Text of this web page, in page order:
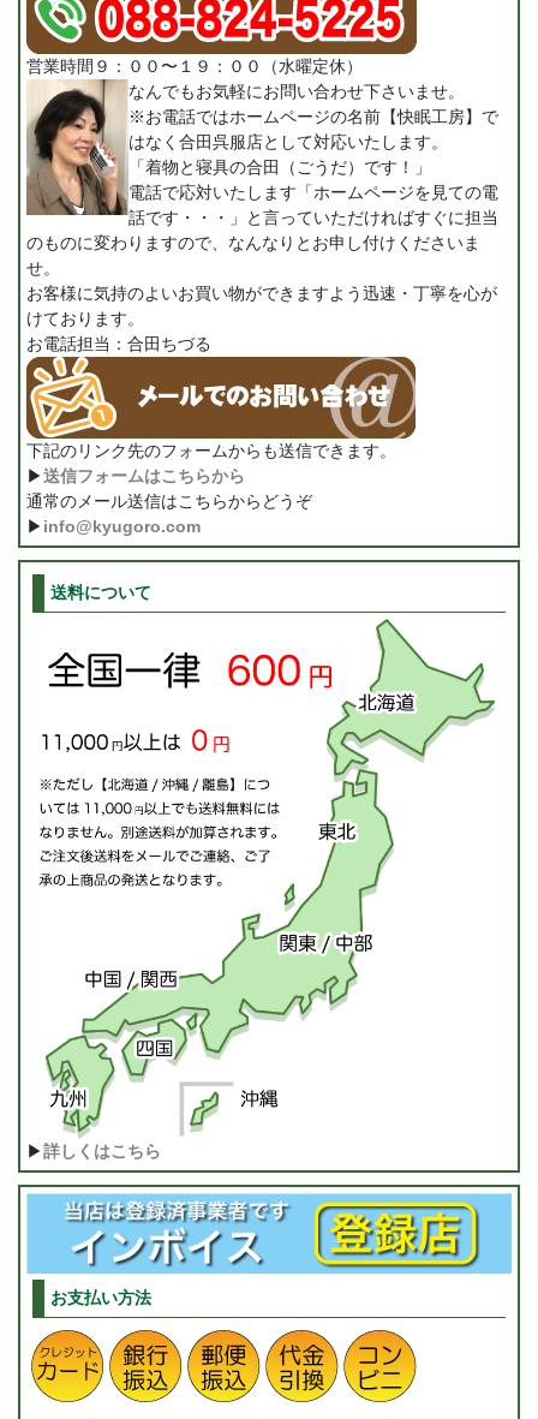
営業時間９：００〜１９：００（水曜定休）
なんでもお気軽にお問い合わせ下さいませ。
※お電話ではホームページの名前【快眠工房】で
はなく合田呉服店として対応いたします。
「着物と寝具の合田（ごうだ）です！」
電話で応対いたします「ホームページを見ての電
話です・・・」と言っていただければすぐに担当
のものに変わりますので、なんなりとお申し付けくださいま
せ。
お客様に気持のよいお買い物ができますよう迅速・丁寧を心が
けております。
お電話担当：合田ちづる
下記のリンク先のフォームからも送信できます。
▶送信フォームはこちらから
通常のメール送信はこちらからどうぞ
▶ info@kyugoro.com
送料について
▶詳しくはこちら
お支払い方法